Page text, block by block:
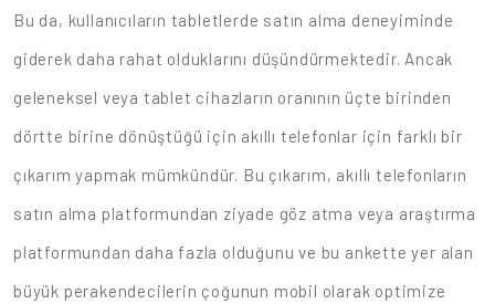
Bu da, kullanıcıların tabletlerde satın alma deneyiminde
giderek daha rahat olduklarını düşündürmektedir. Ancak
geleneksel veya tablet cihazların oranının üçte birinden
dörtte birine dönüştüğü için akıllı telefonlar için farklı bir
çıkarım yapmak mümkündür. Bu çıkarım, akıllı telefonların
satın alma platformundan ziyade göz atma veya araştırma
platformundan daha fazla olduğunu ve bu ankette yer alan
büyük perakendecilerin çoğunun mobil olarak optimize